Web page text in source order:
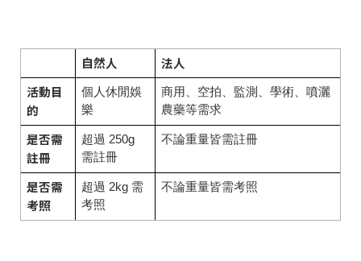
自然人
法人
活動目
的
個人休閒娛
樂
商用、空拍、監測、學術、噴灑
農藥等需求
是否需
註冊
超過 250g
需註冊
不論重量皆需註冊
是否需
考照
超過 2kg 需
考照
不論重量皆需考照